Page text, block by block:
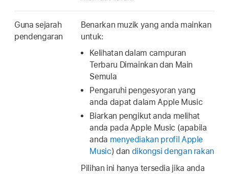
Guna sejarah
pendengaran
Benarkan muzik yang anda mainkan
untuk:
Kelihatan dalam campuran
Terbaru Dimainkan dan Main
Semula
Pengaruhi pengesyoran yang
anda dapat dalam Apple Music
Biarkan pengikut anda melihat
anda pada Apple Music (apabila
anda menyediakan profil Apple
Music) dan dikongsi dengan rakan
Pilihan ini hanya tersedia jika anda